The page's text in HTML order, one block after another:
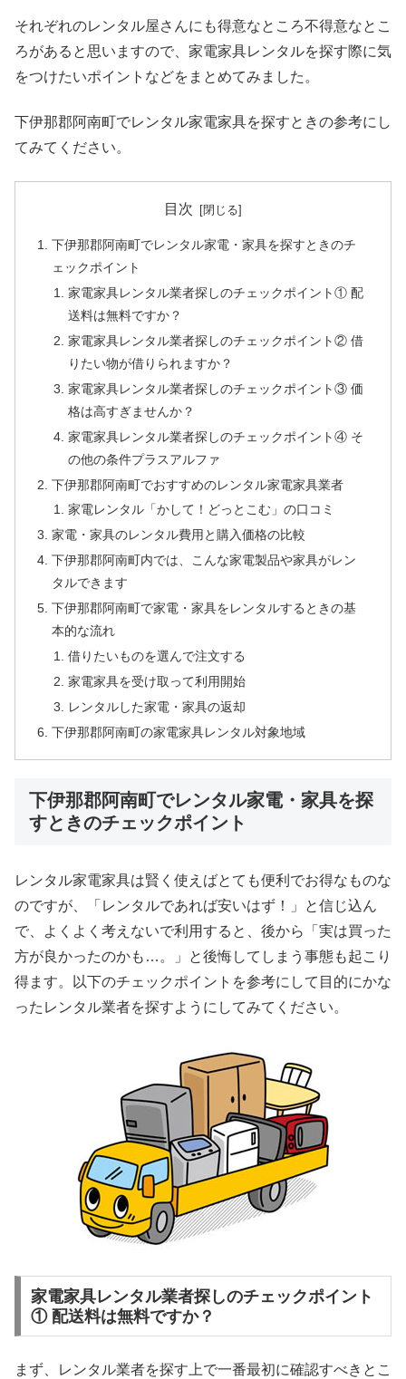
それぞれのレンタル屋さんにも得意なところ不得意なとこ
ろがあると思いますので、家電家具レンタルを探す際に気
をつけたいポイントなどをまとめてみました。
下伊那郡阿南町でレンタル家電家具を探すときの参考にし
てみてください。
目次
下伊那郡阿南町でレンタル家電・家具を探すときのチ
ェックポイント
家電家具レンタル業者探しのチェックポイント① 配
送料は無料ですか？
家電家具レンタル業者探しのチェックポイント② 借
りたい物が借りられますか？
家電家具レンタル業者探しのチェックポイント③ 価
格は高すぎませんか？
家電家具レンタル業者探しのチェックポイント④ そ
の他の条件プラスアルファ
下伊那郡阿南町でおすすめのレンタル家電家具業者
家電レンタル「かして！どっとこむ」の口コミ
家電・家具のレンタル費用と購入価格の比較
下伊那郡阿南町内では、こんな家電製品や家具がレン
タルできます
下伊那郡阿南町で家電・家具をレンタルするときの基
本的な流れ
借りたいものを選んで注文する
家電家具を受け取って利用開始
レンタルした家電・家具の返却
下伊那郡阿南町の家電家具レンタル対象地域
下伊那郡阿南町でレンタル家電・家具を探
すときのチェックポイント
レンタル家電家具は賢く使えばとても便利でお得なものな
のですが、「レンタルであれば安いはず！」と信じ込ん
で、よくよく考えないで利用すると、後から「実は買った
方が良かったのかも…。」と後悔してしまう事態も起こり
得ます。以下のチェックポイントを参考にして目的にかな
ったレンタル業者を探すようにしてみてください。
家電家具レンタル業者探しのチェックポイント
① 配送料は無料ですか？
まず、レンタル業者を探す上で一番最初に確認すべきとこ